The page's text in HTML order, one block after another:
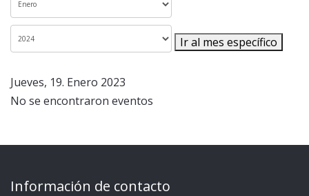
Ir al mes específico
Jueves, 19. Enero 2023
No se encontraron eventos
Información de contacto